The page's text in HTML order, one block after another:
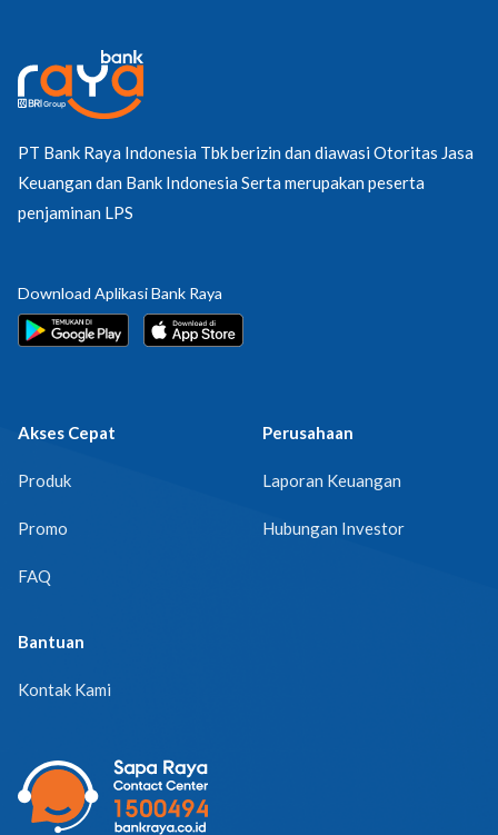
PT Bank Raya Indonesia Tbk berizin dan diawasi Otoritas Jasa
Keuangan dan Bank Indonesia Serta merupakan peserta
penjaminan LPS
Download Aplikasi Bank Raya
Akses Cepat
Produk
Promo
FAQ
Perusahaan
Laporan Keuangan
Hubungan Investor
Bantuan
Kontak Kami